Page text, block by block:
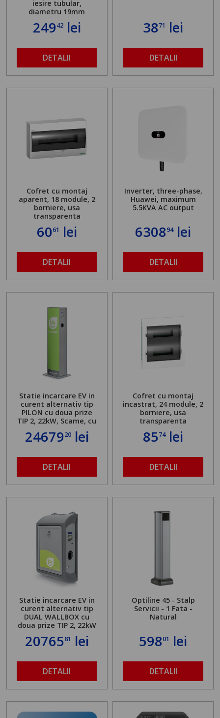
iesire tubular,
diametru 19mm
24942lei
DETALII
3871 lei
DETALII
Cofret cu montaj
aparent, 18 module, 2
borniere, usa
transparenta
6061 lei
DETALII
Inverter, three-phase,
Huawei, maximum
5.5KVA AC output
630894lei
DETALII
Statie incarcare EV in
curent alternativ tip
PILON cu doua prize
TIP 2, 22kW, Scame, cu
server local
2467920lei
DETALII
Cofret cu montaj
incastrat, 24 module, 2
borniere, usa
transparenta
8574lei
DETALII
Statie incarcare EV in
curent alternativ tip
DUAL WALLBOX cu
doua prize TIP 2, 22kW
2076581 lei
DETALII
Optiline 45 - Stalp
Servicii - 1 Fata -
Natural
59801 lei
DETALII